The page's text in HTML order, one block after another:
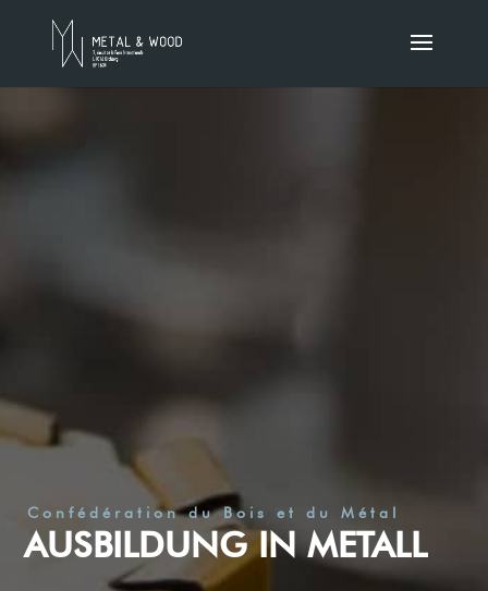
Confédération du Bois et du Métal
AUSBILDUNG IN METALL